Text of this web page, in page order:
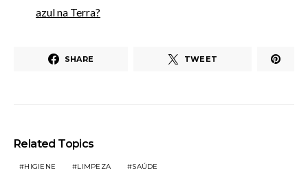
azul na Terra?
SHARE TWEET
Related Topics
HIGIENE LIMPEZA SAÚDE